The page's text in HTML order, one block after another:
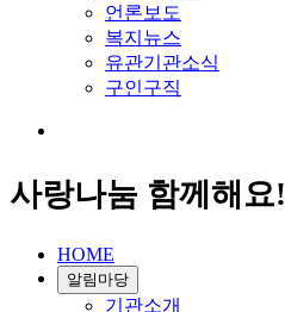
언론보도
복지뉴스
유관기관소식
구인구직
사랑나눔 함께해요!
HOME
알림마당
기관소개